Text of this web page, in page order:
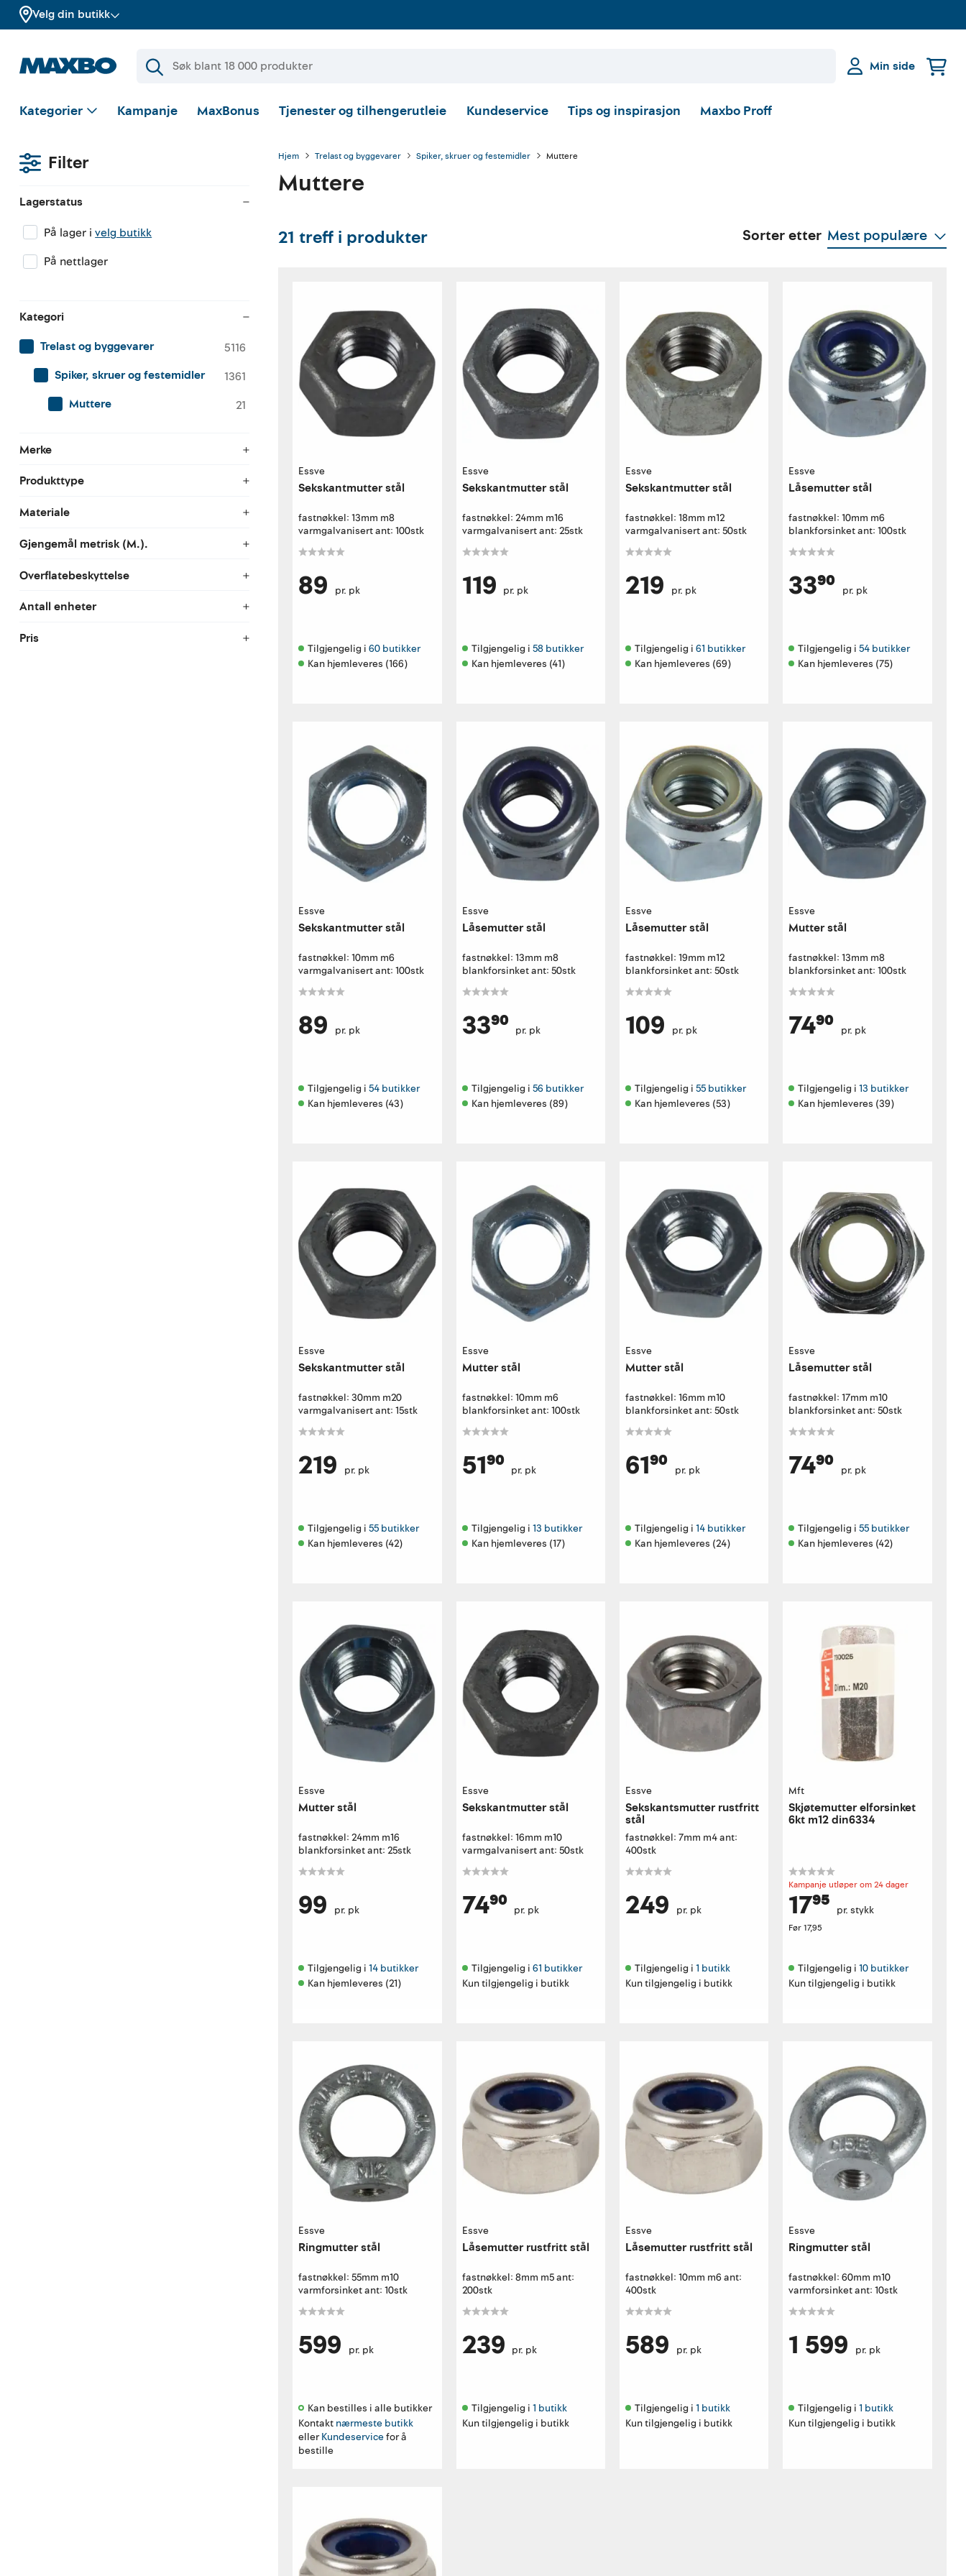
Velg din butikk
Min side
Kategorier Kampanje MaxBonus Tjenester og tilhengerutleie Kundeservice Tips og inspirasjon Maxbo Proff
Filter
Lagerstatus
På lager ivelg butikk
På nettlager
Kategori
Trelast og byggevarer
5116
Spiker, skruer og festemidler
1361
Muttere
21
Merke
Produkttype
Materiale
Gjengemål metrisk (M.).
Overflatebeskyttelse
Antall enheter
Pris
Hjem Trelast og byggevarer Spiker, skruer og festemidler Muttere
Muttere
21 treff i produkter Sorter etter Mest populære
Essve
Sekskantmutter stål
fastnøkkel: 13mm m8
varmgalvanisert ant: 100stk
89 pr. pk
Tilgjengelig i 60 butikker
Kan hjemleveres (166)
Essve
Sekskantmutter stål
fastnøkkel: 24mm m16
varmgalvanisert ant: 25stk
119 pr. pk
Tilgjengelig i 58 butikker
Kan hjemleveres (41)
Essve
Sekskantmutter stål
fastnøkkel: 18mm m12
varmgalvanisert ant: 50stk
219 pr. pk
Tilgjengelig i 61 butikker
Kan hjemleveres (69)
Essve
Låsemutter stål
fastnøkkel: 10mm m6
blankforsinket ant: 100stk
33⁹⁰ pr. pk
Tilgjengelig i 54 butikker
Kan hjemleveres (75)
Essve
Sekskantmutter stål
fastnøkkel: 10mm m6
varmgalvanisert ant: 100stk
89 pr. pk
Tilgjengelig i 54 butikker
Kan hjemleveres (43)
Essve
Låsemutter stål
fastnøkkel: 13mm m8
blankforsinket ant: 50stk
33⁹⁰ pr. pk
Tilgjengelig i 56 butikker
Kan hjemleveres (89)
Essve
Låsemutter stål
fastnøkkel: 19mm m12
blankforsinket ant: 50stk
109 pr. pk
Tilgjengelig i 55 butikker
Kan hjemleveres (53)
Essve
Mutter stål
fastnøkkel: 13mm m8
blankforsinket ant: 100stk
74⁹⁰ pr. pk
Tilgjengelig i 13 butikker
Kan hjemleveres (39)
Essve
Sekskantmutter stål
fastnøkkel: 30mm m20
varmgalvanisert ant: 15stk
219 pr. pk
Tilgjengelig i 55 butikker
Kan hjemleveres (42)
Essve
Mutter stål
fastnøkkel: 10mm m6
blankforsinket ant: 100stk
51⁹⁰ pr. pk
Tilgjengelig i 13 butikker
Kan hjemleveres (17)
Essve
Mutter stål
fastnøkkel: 16mm m10
blankforsinket ant: 50stk
61⁹⁰ pr. pk
Tilgjengelig i 14 butikker
Kan hjemleveres (24)
Essve
Låsemutter stål
fastnøkkel: 17mm m10
blankforsinket ant: 50stk
74⁹⁰ pr. pk
Tilgjengelig i 55 butikker
Kan hjemleveres (42)
Essve
Mutter stål
fastnøkkel: 24mm m16
blankforsinket ant: 25stk
99 pr. pk
Tilgjengelig i 14 butikker
Kan hjemleveres (21)
Essve
Sekskantmutter stål
fastnøkkel: 16mm m10
varmgalvanisert ant: 50stk
74⁹⁰ pr. pk
Tilgjengelig i 61 butikker
Kun tilgjengelig i butikk
Essve
Sekskantsmutter rustfritt
stål
fastnøkkel: 7mm m4 ant:
400stk
249 pr. pk
Tilgjengelig i 1 butikk
Kun tilgjengelig i butikk
Mft
Skjøtemutter elforsinket
6kt m12 din6334
Kampanje utløper om 24 dager
17⁹⁵ pr. stykk
Før 17,95
Tilgjengelig i 10 butikker
Kun tilgjengelig i butikk
Essve
Ringmutter stål
fastnøkkel: 55mm m10
varmforsinket ant: 10stk
599 pr. pk
Kan bestilles i alle butikker
Kontakt nærmeste butikk
ellerKundeservicefor å
bestille
Essve
Låsemutter rustfritt stål
fastnøkkel: 8mm m5 ant:
200stk
239 pr. pk
Tilgjengelig i 1 butikk
Kun tilgjengelig i butikk
Essve
Låsemutter rustfritt stål
fastnøkkel: 10mm m6 ant:
400stk
589 pr. pk
Tilgjengelig i 1 butikk
Kun tilgjengelig i butikk
Essve
Ringmutter stål
fastnøkkel: 60mm m10
varmforsinket ant: 10stk
1 599 pr. pk
Tilgjengelig i 1 butikk
Kun tilgjengelig i butikk